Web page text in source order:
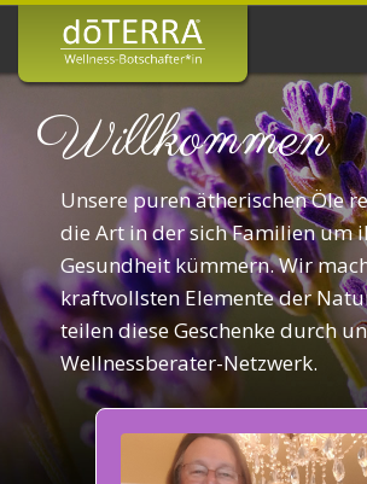
Willkommen
Unsere puren ätherischen Öle
die Art in der sich Familien um
Gesundheit kümmern. Wir
kraftvollsten Elemente der
teilen diese Geschenke durch
Wellnessberater-Netzwerk.